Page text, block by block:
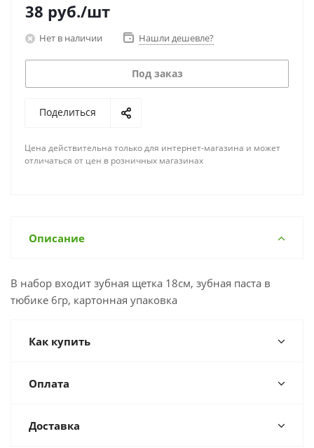
38 руб./шт
Нет в наличии Нашли дешевле?
Под заказ
Поделиться
Цена действительна только для интернет-магазина и может
отличаться от цен в розничных магазинах
Описание
В набор входит зубная щетка 18см, зубная паста в
тюбике 6гр, картонная упаковка
Как купить
Оплата
Доставка